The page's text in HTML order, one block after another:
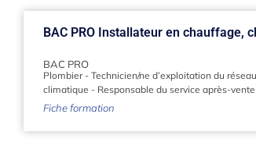
BAC PRO Installateur en chauffage,
BAC PRO
Plombier- Technicien/ne d’exploitation du
climatique - Responsable du service après-vente
Fiche formation